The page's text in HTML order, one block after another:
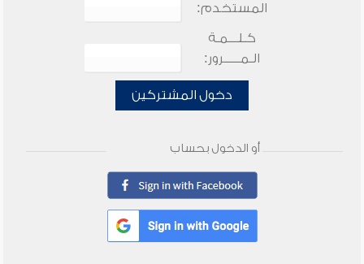
المستخدم:
كـلـــمـة
الـمـــــرور:
دخول المشتركين
أو الدخول بحساب